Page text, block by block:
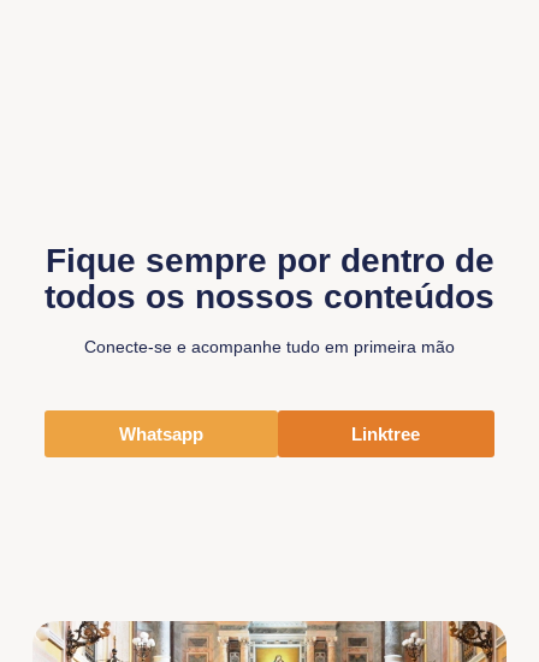
Fique sempre por dentro de
todos os nossos conteúdos
Conecte-se e acompanhe tudo em primeira mão
Whatsapp Linktree